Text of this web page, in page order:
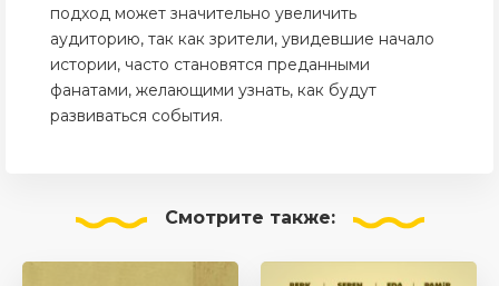
подход может значительно увеличить
аудиторию, так как зрители, увидевшие начало
истории, часто становятся преданными
фанатами, желающими узнать, как будут
развиваться события.
Смотрите также: